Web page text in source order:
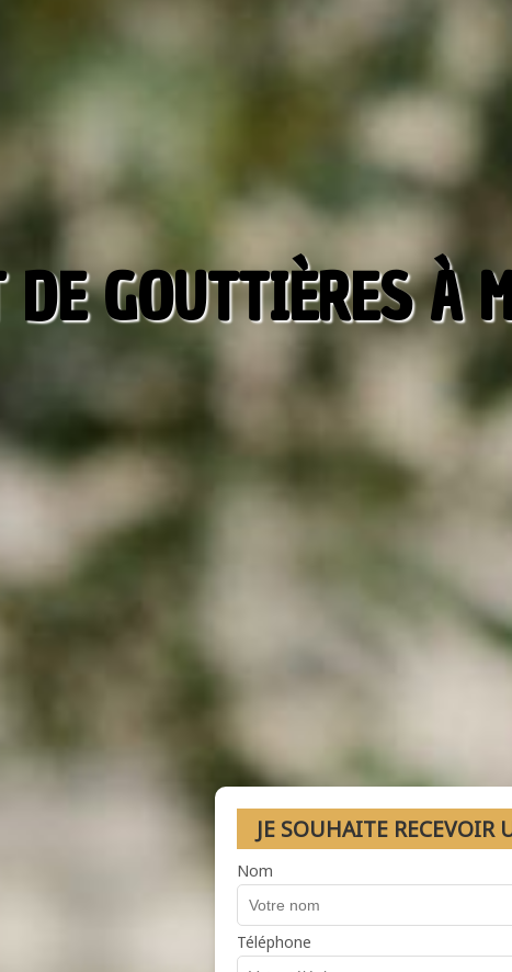
DE GOUTTIÈRES À
JE SOUHAITE
Nom
Téléphone